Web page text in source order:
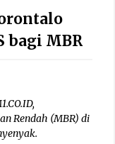
bagi MBR
Rendah (MBR) di